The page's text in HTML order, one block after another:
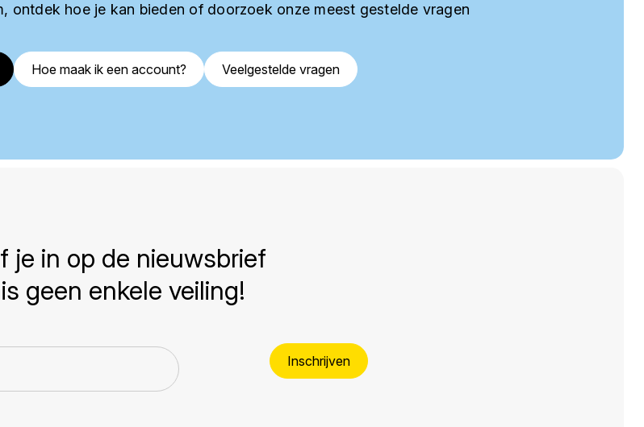
ontdek hoe je kan bieden of doorzoek onze meest gestelde vragen
Hoe maak ik een account? Veelgestelde vragen
je in op de nieuwsbrief
geen enkele veiling!
Inschrijven